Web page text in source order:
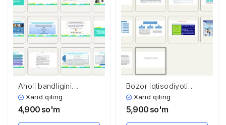
Aholi bandligini
ta’minlash uchun tijorat
banklari tomonidan
Xarid qiling
4,900 so'm
Bozor iqtisodiyoti
sharoitida davlatning
asosiy funksiyalari
Xarid qiling
5,900 so'm